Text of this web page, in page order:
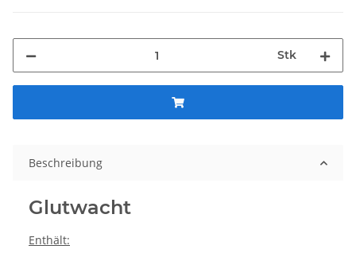
Stk
Beschreibung
Glutwacht
Enthält: